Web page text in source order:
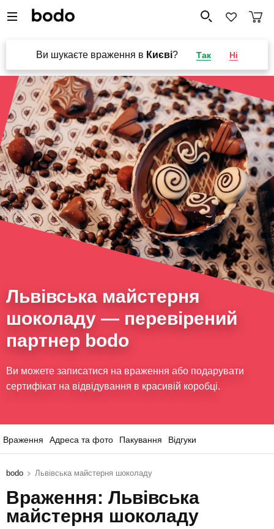
Ви шукаєте враження в Києві? Так Ні
Львівська майстерня
шоколаду — перевірений
партнер bodo
Ви можете записатися на враження або подарувати
сертифікат на відвідування в красивій коробці.
Враження Адреса та фото Пакування Відгуки
bodo Львівська майстерня шоколаду
Враження: Львівська
майстерня шоколаду